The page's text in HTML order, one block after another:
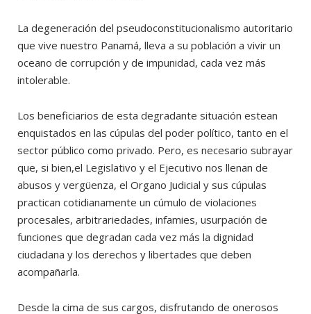
La degeneración del pseudoconstitucionalismo autoritario
que vive nuestro Panamá, lleva a su población a vivir un
oceano de corrupción y de impunidad, cada vez más
intolerable.
Los beneficiarios de esta degradante situación estean
enquistados en las cúpulas del poder político, tanto en el
sector público como privado. Pero, es necesario subrayar
que, si bien,el Legislativo y el Ejecutivo nos llenan de
abusos y vergüenza, el Organo Judicial y sus cúpulas
practican cotidianamente un cúmulo de violaciones
procesales, arbitrariedades, infamies, usurpación de
funciones que degradan cada vez más la dignidad
ciudadana y los derechos y libertades que deben
acompañarla.
Desde la cima de sus cargos, disfrutando de onerosos